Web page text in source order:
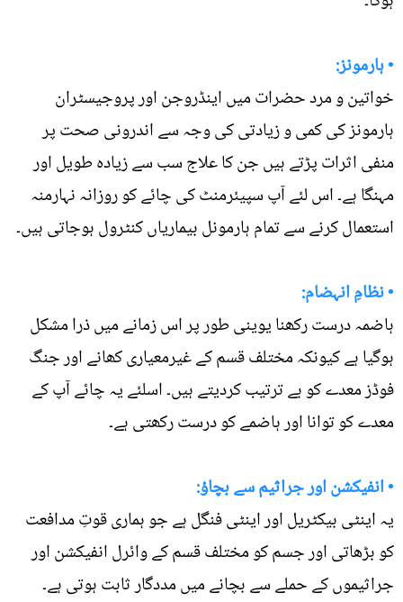
• ہارمونز:
خواتین و مرد حضرات میں اینڈروجن اور پروجیسٹران
ہارمونز کی کمی و زیادتی کی وجہ سے اندرونی صحت پر
منفی اثرات پڑتے ہیں جن کا علاج سب سے زیادہ طویل اور
مہنگا ہے۔ اس لئے آپ سپیئرمنٹ کی چائے کو روزانہ نہارمنہ
استعمال کرنے سے تمام ہارمونل بیماریاں کنٹرول ہوجاتی ہیں۔
• نظامِ انہضام:
ہاضمہ درست رکھنا یوینی طور پر اس زمانے میں ذرا مشکل
ہوگیا ہے کیونکہ مختلف قسم کے غیرمعیاری کھانے اور جنگ
فوڈز معدے کو بے ترتیب کردیتے ہیں۔ اسلئے یہ چائے آپ کے
معدے کو توانا اور ہاضمے کو درست رکھتی ہے۔
• انفیکشن اور جراثیم سے بچاؤ:
یہ اینٹی بیکٹریل اور اینٹی فنگل ہے جو ہماری قوتِ مدافعت
کو بڑھاتی اور جسم کو مختلف قسم کے وائرل انفیکشن اور
جراثیموں کے حملے سے بچانے میں مددگار ثابت ہوتی ہے۔